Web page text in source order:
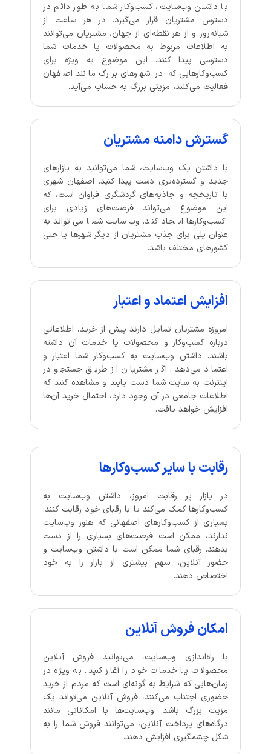
با داشتن وب‌سایت، کسب‌وکار شما به طور دائم در
دسترس مشتریان قرار می‌گیرد. در هر ساعت از
شبانه‌روز و از هر نقطه‌ای از جهان، مشتریان می‌توانند
به اطلاعات مربوط به محصولات یا خدمات شما
دسترسی پیدا کنند. این موضوع به ویژه برای
کسب‌وکارهایی که در شهرهای بزرگ مانند اصفهان
فعالیت می‌کنند، مزیتی بزرگ به حساب می‌آید.
گسترش دامنه مشتریان
با داشتن یک وب‌سایت، شما می‌توانید به بازارهای
جدید و گسترده‌تری دست پیدا کنید. اصفهان شهری
با تاریخچه و جاذبه‌های گردشگری فراوان است، که
این موضوع می‌تواند فرصت‌های زیادی برای
کسب‌وکارها ایجاد کند. وب‌سایت شما می‌تواند به
عنوان پلی برای جذب مشتریان از دیگر شهرها یا حتی
کشورهای مختلف باشد.
افزایش اعتماد و اعتبار
امروزه مشتریان تمایل دارند پیش از خرید، اطلاعاتی
درباره کسب‌وکار و محصولات یا خدمات آن داشته
باشند. داشتن وب‌سایت به کسب‌وکار شما اعتبار و
اعتماد می‌دهد. اگر مشتریان از طریق جستجو در
اینترنت به سایت شما دست یابند و مشاهده کنند که
اطلاعات جامعی در آن وجود دارد، احتمال خرید آن‌ها
افزایش خواهد یافت.
رقابت با سایر کسب‌وکارها
در بازار پر رقابت امروز، داشتن وب‌سایت به
کسب‌وکارها کمک می‌کند تا با رقبای خود رقابت کنند.
بسیاری از کسب‌وکارهای اصفهانی که هنوز وب‌سایت
ندارند، ممکن است فرصت‌های بسیاری را از دست
بدهند. رقبای شما ممکن است با داشتن وب‌سایت و
حضور آنلاین، سهم بیشتری از بازار را به خود
اختصاص دهند.
امکان فروش آنلاین
با راه‌اندازی وب‌سایت، می‌توانید فروش آنلاین
محصولات یا خدمات خود را آغاز کنید. به ویژه در
زمان‌هایی که شرایط به گونه‌ای است که مردم از خرید
حضوری اجتناب می‌کنند، فروش آنلاین می‌تواند یک
مزیت بزرگ باشد. وب‌سایت‌ها با امکاناتی مانند
درگاه‌های پرداخت آنلاین، می‌توانند فروش شما را به
شکل چشمگیری افزایش دهند.